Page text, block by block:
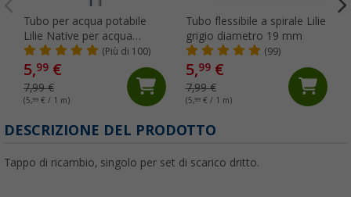
Tubo per acqua potabile
Lilie Native per acqua
fredda 10 x 15 mm al
metro
(Più di 100)
5,99 €
7,99 €
(5,99 € / 1 m)
Tubo flessibile a spirale Lilie
grigio diametro 19 mm
(99)
5,99€
7,99 €
(5,99€ / 1 m)
DESCRIZIONE DEL PRODOTTO
Tappo di ricambio, singolo per set di scarico dritto.